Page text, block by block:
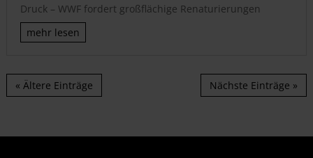
Druck – WWF fordert großflächige Renaturierungen
mehr lesen
« Ältere Einträge Nächste Einträge »